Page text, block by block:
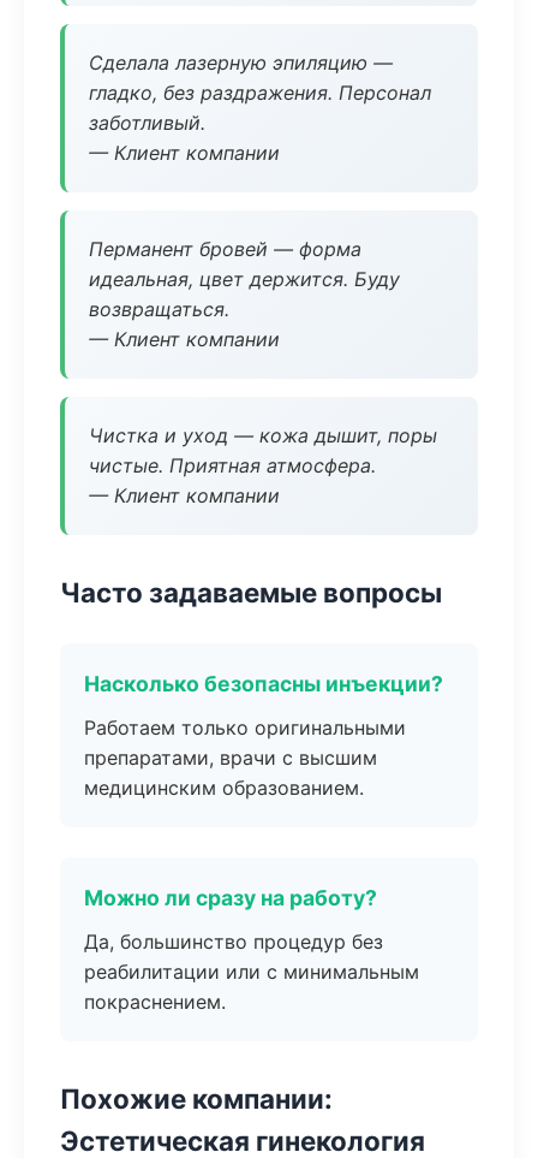
Сделала лазерную эпиляцию —
гладко, без раздражения. Персонал
заботливый.
— Клиент компании
Перманент бровей — форма
идеальная, цвет держится. Буду
возвращаться.
— Клиент компании
Чистка и уход — кожа дышит, поры
чистые. Приятная атмосфера.
— Клиент компании
Часто задаваемые вопросы
Насколько безопасны инъекции?
Работаем только оригинальными
препаратами, врачи с высшим
медицинским образованием.
Можно ли сразу на работу?
Да, большинство процедур без
реабилитации или с минимальным
покраснением.
Похожие компании:
Эстетическая гинекология